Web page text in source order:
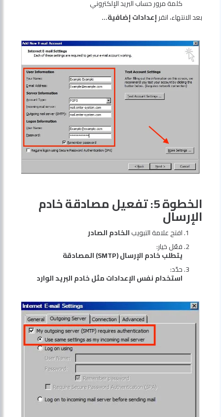
كلمة مرور حساب البريد الإلكتروني
بعد الانتهاء، انقرإعدادات إضافية…
الخطوة 5: تفعيل مصادقة خادم
الإرسال
افتح علامة التبويبالخادم الصادر
فعّل خيار:
يتطلب خادم الإرسال (SMTP) المصادقة
حدّد:
استخدام نفس الإعدادات مثل خادم البريد الوارد